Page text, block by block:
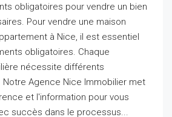
obligatoires pour vendre un bien
Pour vendre une maison
à Nice, il est essentiel
obligatoires. Chaque
nécessite différents
Agence Nice Immobilier met
et l'information pour vous
succès dans le processus...